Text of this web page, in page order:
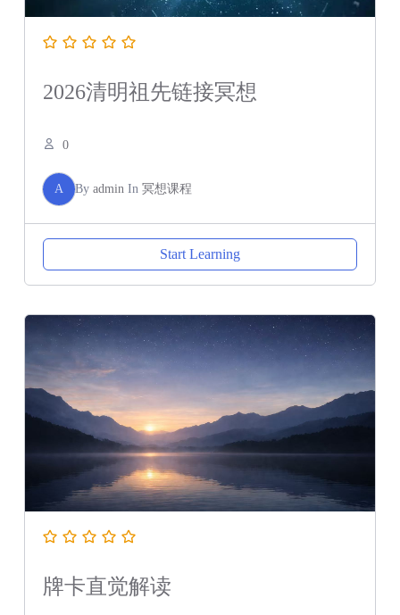
2026清明祖先链接冥想
0
A By admin In 冥想课程
Start Learning
牌卡直觉解读